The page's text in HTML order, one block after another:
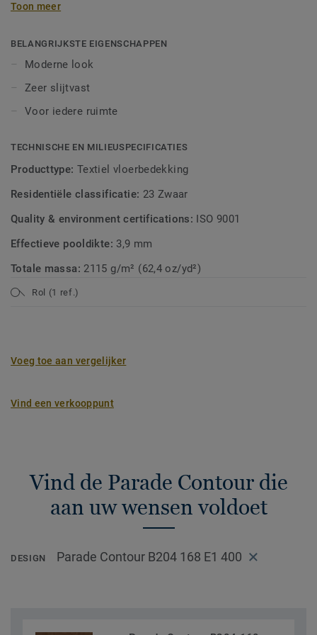
natuurlijke tinten, maar ook krachtige accentkleuren.
vuilverbergende kleuren. Parade Contour is geschikt voor
zowel stijlvol wonen als voor toepassing in het
Toon meer
BELANGRIJKSTE EIGENSCHAPPEN
Moderne look
Zeer slijtvast
Voor iedere ruimte
TECHNISCHE EN MILIEUSPECIFICATIES
Producttype: Textiel vloerbedekking
Residentiële classificatie: 23 Zwaar
Quality & environment certifications: ISO 9001
Effectieve pooldikte: 3,9 mm
Totale massa: 2115 g/m² (62,4 oz/yd²)
Rol (1 ref.)
Voeg toe aan vergelijker
Vind een verkooppunt
Vind de Parade Contour die
aan uw wensen voldoet
DESIGN Parade Contour B204 168 E1 400